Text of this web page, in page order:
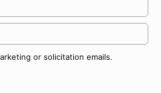
or solicitation emails.